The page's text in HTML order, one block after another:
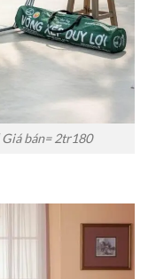
bán= 2tr180